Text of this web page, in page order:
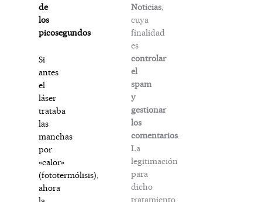
de
los
picosegundos
Si
antes
el
láser
trataba
las
manchas
por
«calor»
(fototermólisis),
ahora
Noticias,
cuya
finalidad
es
controlar
el
spam
y
gestionar
los
comentarios.
La
legitimación
para
dicho
tratamiento